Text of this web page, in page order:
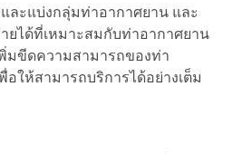
ละแบ่งกลุ่มท่าอากาศยาน และ
ยได้ที่เหมาะสมกับท่าอากาศยาน
มขีดความสามารถของท่า
อให้สามารถบริการได้อย่างเต็ม